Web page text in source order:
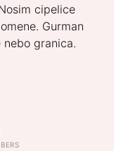
cipelice
Gurman
nebo granica.